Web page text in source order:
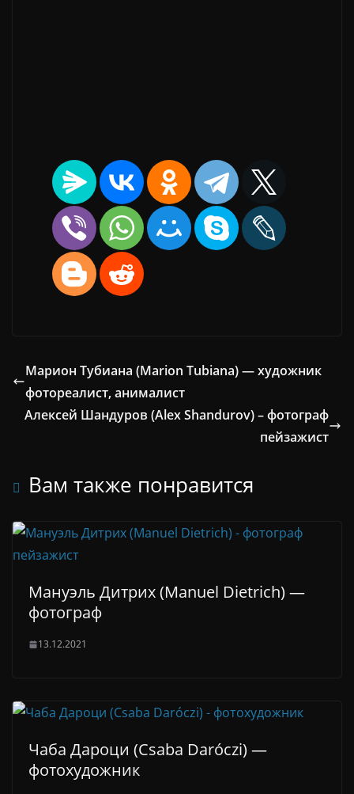
Марион Тубиана (Marion Tubiana) — художник
фотореалист, анималист
Алексей Шандуров (Alex Shandurov) – фотограф
пейзажист
Вам также понравится
Мануэль Дитрих (Manuel Dietrich) —
фотограф
13.12.2021
Чаба Дароци (Csaba Daróczi) —
фотохудожник